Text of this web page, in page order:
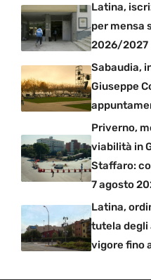
Latina,
per mensa
2026/2027
Sabaudia,
Giuseppe
Priverno,
viabilità in
Staffaro:
7 agosto
Latina,
tutela degli
vigore fino